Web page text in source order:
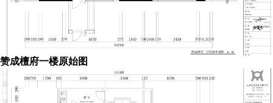
赞成檀府一楼原始图